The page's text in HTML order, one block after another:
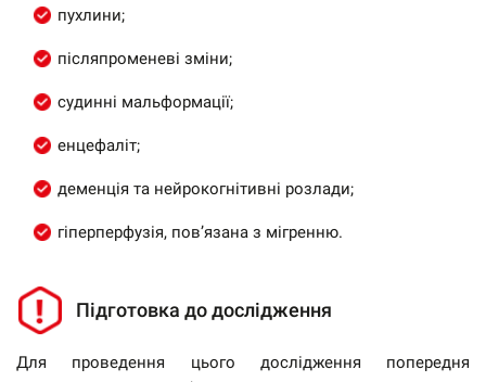
пухлини;
післяпроменеві зміни;
судинні мальформації;
енцефаліт;
деменція та нейрокогнітивні розлади;
гіперперфузія, пов’язана з мігренню.
Підготовка до дослідження
Для проведення цього дослідження попередня